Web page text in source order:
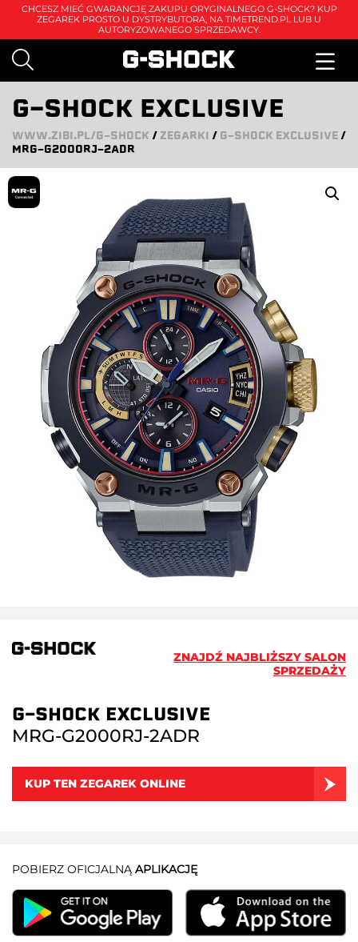
CHCESZ MIEĆ GWARANCJĘ ZAKUPU ORYGINALNEGO G-SHOCK? KUP
ZEGAREK PROSTO U DYSTRYBUTORA, NA TIMETREND.PL LUB U
AUTORYZOWANEGO SPRZEDAWCY.
G-SHOCK EXCLUSIVE
WWW.ZIBI.PL/G-SHOCK / ZEGARKI / G-SHOCK EXCLUSIVE/
MRG-G2000RJ-2ADR
ZNAJDŹ NAJBLIŻSZY SALON
SPRZEDAŻY
G-SHOCK EXCLUSIVE
MRG-G2000RJ-2ADR
KUP TEN ZEGAREK ONLINE
POBIERZ OFICJALNĄ APLIKACJĘ